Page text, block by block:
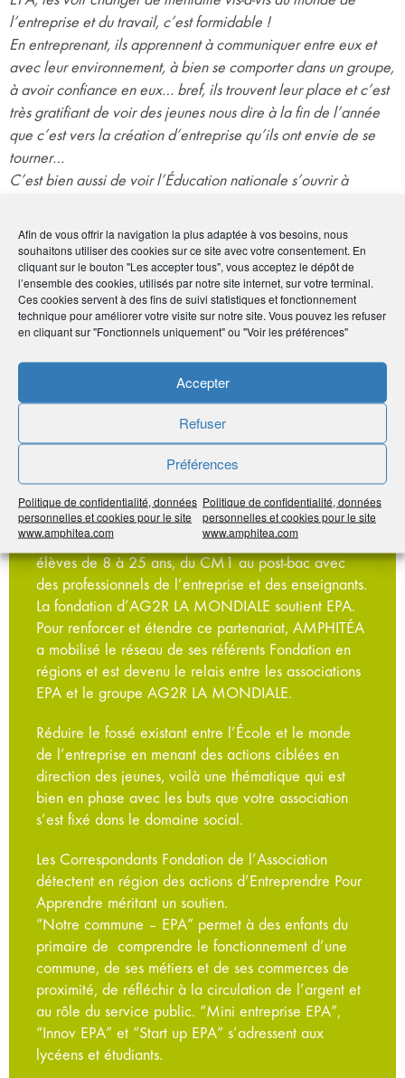
Afin de vous offrir la navigation la plus adaptée à vos besoins, nous
souhaitons utiliser des cookies sur ce site avec votre consentement. En
cliquant sur le bouton "Les accepter tous", vous acceptez le dépôt de
l’ensemble des cookies, utilisés par notre site internet, sur votre terminal.
Ces cookies servent à des fins de suivi statistiques et fonctionnement
technique pour améliorer votre visite sur notre site. Vous pouvez les refuser
en cliquant sur "Fonctionnels uniquement" ou "Voir les préférences"
Accepter
Refuser
Préférences
Politique de confidentialité, données
personnelles et cookies pour le site
www.amphitea.com
Politique de confidentialité, données
personnelles et cookies pour le site
www.amphitea.com
l’entreprise et du travail, c’est formidable !
En entreprenant, ils apprennent à communiquer entre eux et
avec leur environnement, à bien se comporter dans un groupe,
à avoir confiance en eux… bref, ils trouvent leur place et c’est
très gratifiant de voir des jeunes nous dire à la fin de l’année
que c’est vers la création d’entreprise qu’ils ont envie de se
tourner…
C’est bien aussi de voir l’Éducation nationale s’ouvrir à
AMPHITÉA de se faire connaître en tant qu’association
solidaire, militante et apolitique. »
Le partenariat AMPHITÉA /
EPA
but : favoriser l’esprit d’entreprendre des jeunes et
développer leurs compétences entrepreneuriales.
Dans toute la France le réseau accompagne les
élèves de 8 à 25 ans, du CM1 au post-bac avec
des professionnels de l’entreprise et des enseignants.
La fondation d’AG2R LA MONDIALE soutient EPA.
Pour renforcer et étendre ce partenariat, AMPHITÉA
a mobilisé le réseau de ses référents Fondation en
régions et est devenu le relais entre les associations
EPA et le groupe AG2R LA MONDIALE.
Réduire le fossé existant entre l’École et le monde
de l’entreprise en menant des actions ciblées en
direction des jeunes, voilà une thématique qui est
bien en phase avec les buts que votre association
s’est fixé dans le domaine social.
Les Correspondants Fondation de l’Association
détectent en région des actions d’Entreprendre Pour
Apprendre méritant un soutien.
“Notre commune – EPA” permet à des enfants du
primaire de comprendre le fonctionnement d’une
commune, de ses métiers et de ses commerces de
proximité, de réfléchir à la circulation de l’argent et
au rôle du service public. “Mini entreprise EPA”,
“Innov EPA” et “Start up EPA” s’adressent aux
lycéens et étudiants.